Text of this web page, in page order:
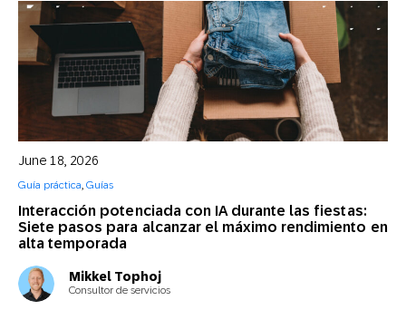
Interacción potenciada con IA durante las fiestas:
Siete pasos para alcanzar el máximo rendimiento en
alta temporada
June 18, 2026
Guía práctica Guías
Mikkel Tophoj
Consultor de servicios